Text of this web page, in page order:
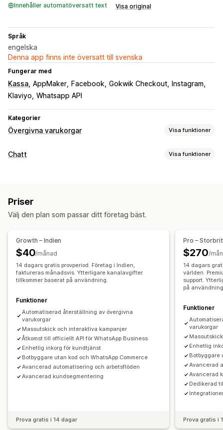
Innehåller automatöversatt text Visa original
Språk
engelska
Denna app finns inte översatt till svenska
Fungerar med
Kassa AppMaker Facebook Gokwik Checkout
Instagram
Klaviyo Whatsapp API
Kategorier
Övergivna varukorgar Visa funktioner
Återställning av varukorg
Konverteringsspårning
Anpassade rabattkoder
Regler för målinriktning
Chatt Visa funktioner
Filuppladdning
Verifikation av betalning vid leverans
Leveransaviseringar
Orderuppdateringar
Korsförsäljning
Emojis och klistermärken
Välkomstmeddelanden Chattknappar
Chattuppdrag
Chattflöden
Priser
Välj den plan som passar ditt företag bäst.
Growth – Indien
$40/månad
14 dagars gratis provperiod. Företag i Indien,
faktureras månadsvis. Ytterligare kanalavgifter
tillkommer baserat på användning.
Funktioner
Automatiserad återställning av övergivna
varukorgar
Massutskick och interaktiva kampanjer
Åtkomst till officiellt API för WhatsApp Business
Enhetlig inkorg för kundtjänst
Botbyggare utan kod och WhatsApp Commerce
Avancerad automatisering och arbetsflöden
Avancerad kundsegmentering
Prova gratis i 14 dagar
Pro –
$270/
14 dagars
världen.
support.
på
Funktioner
varukorgar
Enhetlig
Botbyggare
Avancerad
Avancerad
Dedikerad
Prova gratis i